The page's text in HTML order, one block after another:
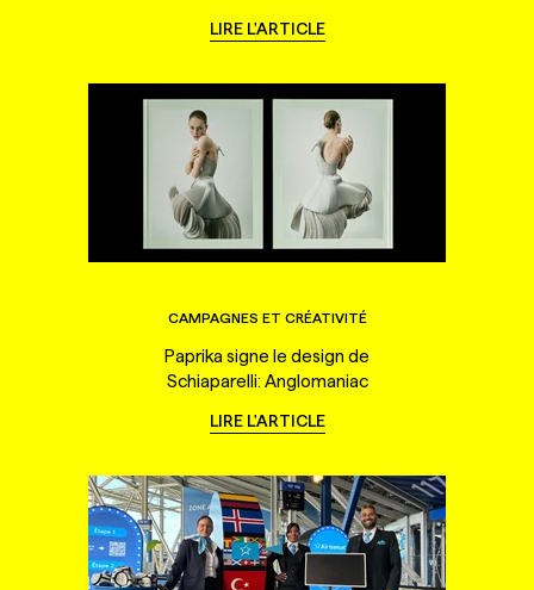
LIRE L'ARTICLE
CAMPAGNES ET CRÉATIVITÉ
Paprika signe le design de
Schiaparelli: Anglomaniac
LIRE L'ARTICLE